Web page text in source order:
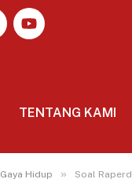
TENTANG KAMI
Gaya Hidup » Soal